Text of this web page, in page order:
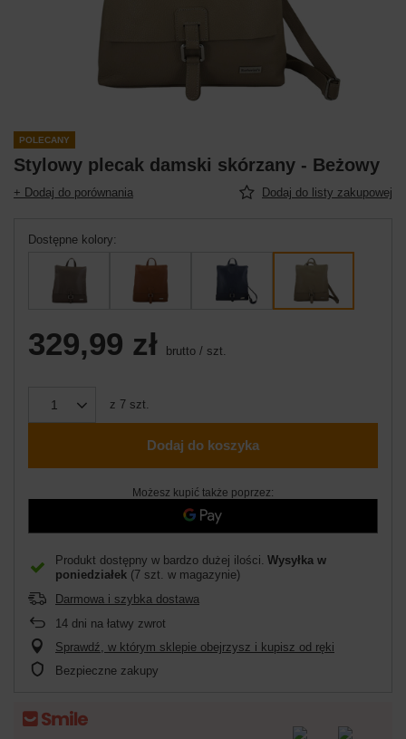
POLECANY
Stylowy plecak damski skórzany - Beżowy
+ Dodaj do porównania Dodaj do listy zakupowej
Dostępne kolory
329,99 zł brutto / szt.
z 7 szt.
Dodaj do koszyka
Możesz kupić także poprzez:
Produkt dostępny w bardzo dużej ilości Wysyłka w
poniedziałek (7 szt. w magazynie)
Darmowa i szybka dostawa
14 dni na łatwy zwrot
Sprawdź, w którym sklepie obejrzysz i kupisz od ręki
Bezpieczne zakupy